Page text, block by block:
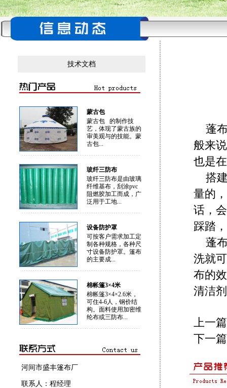
技术文档
蒙古包
蒙古包 的制作技
艺，体现了蒙古族的
审美观与的技能。蒙
古包...
玻纤三防布
玻纤三防布是由玻璃
纤维基布，刮涂pvc
阻燃胶加工而成，广
泛用于工地...
设备防护罩
可按客户需求加工定
制各种规格，各种尺
寸设备防护罩。篷布
的主要成...
棉帐篷3×4米
棉帐篷3×4×2.6米，
可住4-6人，钢价结
构。面料使用加密维
纶布或三防布...
河间市盛丰篷布厂
联系人：程经理
蓬
般来
也是
搭
量的
话，
踩踏
蓬
洗就
布的
清洁
上一
下一